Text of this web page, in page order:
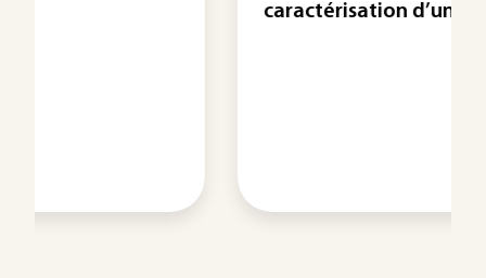
caractérisation d’un collage ...